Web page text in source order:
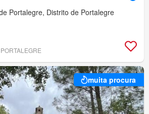
Portalegre, Distrito de Portalegre
muita procura